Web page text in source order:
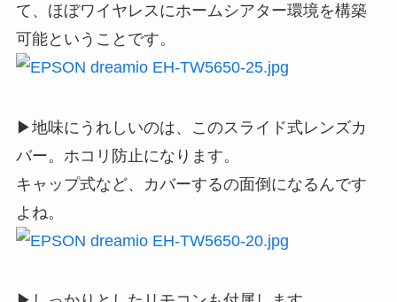
て、ほぼワイヤレスにホームシアター環境を構築
可能ということです。
▶地味にうれしいのは、このスライド式レンズカ
バー。ホコリ防止になります。
キャップ式など、カバーするの面倒になるんです
よね。